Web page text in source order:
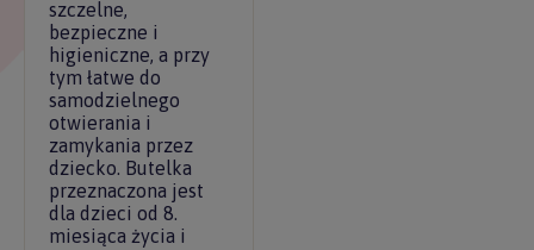
szczelne,
bezpieczne i
higieniczne, a przy
tym łatwe do
samodzielnego
otwierania i
zamykania przez
dziecko. Butelka
przeznaczona jest
dla dzieci od 8.
miesiąca życia i